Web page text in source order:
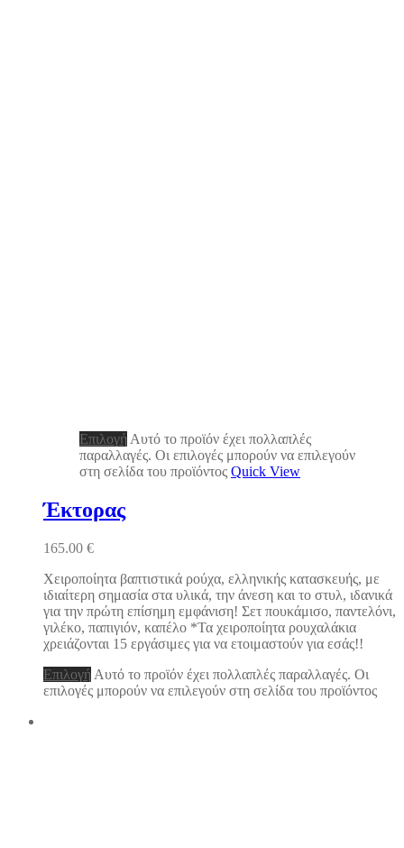
Επιλογή Αυτό το προϊόν έχει πολλαπλές
παραλλαγές. Οι επιλογές μπορούν να επιλεγούν
στη σελίδα του προϊόντος Quick View
Έκτορας
165.00 €
Χειροποίητα βαπτιστικά ρούχα, ελληνικής κατασκευής, με
ιδιαίτερη σημασία στα υλικά, την άνεση και το στυλ, ιδανικά
για την πρώτη επίσημη εμφάνιση! Σετ πουκάμισο, παντελόνι,
γιλέκο, παπιγιόν, καπέλο *Τα χειροποίητα ρουχαλάκια
χρειάζονται 15 εργάσιμες για να ετοιμαστούν για εσάς!!
Επιλογή Αυτό το προϊόν έχει πολλαπλές παραλλαγές. Οι
επιλογές μπορούν να επιλεγούν στη σελίδα του προϊόντος